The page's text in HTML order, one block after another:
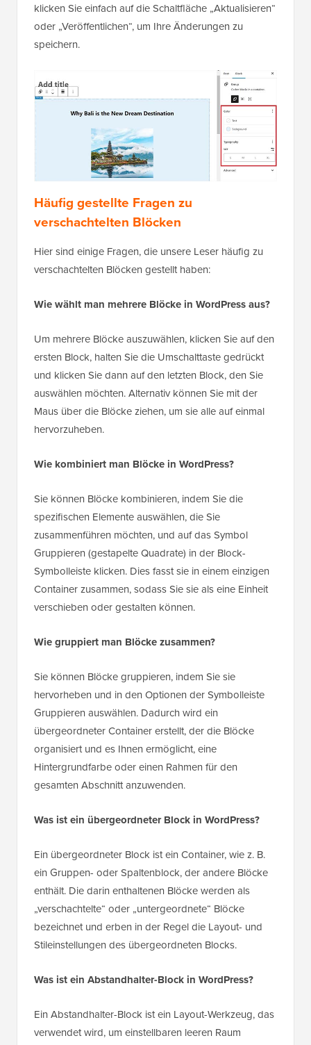
klicken Sie einfach auf die Schaltfläche „Aktualisieren“
oder „Veröffentlichen“, um Ihre Änderungen zu
speichern.
Häufig gestellte Fragen zu
verschachtelten Blöcken
Hier sind einige Fragen, die unsere Leser häufig zu
verschachtelten Blöcken gestellt haben:
Wie wählt man mehrere Blöcke in WordPress aus?
Um mehrere Blöcke auszuwählen, klicken Sie auf den
ersten Block, halten Sie die Umschalttaste gedrückt
und klicken Sie dann auf den letzten Block, den Sie
auswählen möchten. Alternativ können Sie mit der
Maus über die Blöcke ziehen, um sie alle auf einmal
hervorzuheben.
Wie kombiniert man Blöcke in WordPress?
Sie können Blöcke kombinieren, indem Sie die
spezifischen Elemente auswählen, die Sie
zusammenführen möchten, und auf das Symbol
Gruppieren (gestapelte Quadrate) in der Block-
Symbolleiste klicken. Dies fasst sie in einem einzigen
Container zusammen, sodass Sie sie als eine Einheit
verschieben oder gestalten können.
Wie gruppiert man Blöcke zusammen?
Sie können Blöcke gruppieren, indem Sie sie
hervorheben und in den Optionen der Symbolleiste
Gruppieren auswählen. Dadurch wird ein
übergeordneter Container erstellt, der die Blöcke
organisiert und es Ihnen ermöglicht, eine
Hintergrundfarbe oder einen Rahmen für den
gesamten Abschnitt anzuwenden.
Was ist ein übergeordneter Block in WordPress?
Ein übergeordneter Block ist ein Container, wie z. B.
ein Gruppen- oder Spaltenblock, der andere Blöcke
enthält. Die darin enthaltenen Blöcke werden als
„verschachtelte“ oder „untergeordnete“ Blöcke
bezeichnet und erben in der Regel die Layout- und
Stileinstellungen des übergeordneten Blocks.
Was ist ein Abstandhalter-Block in WordPress?
Ein Abstandhalter-Block ist ein Layout-Werkzeug, das
verwendet wird, um einstellbaren leeren Raum